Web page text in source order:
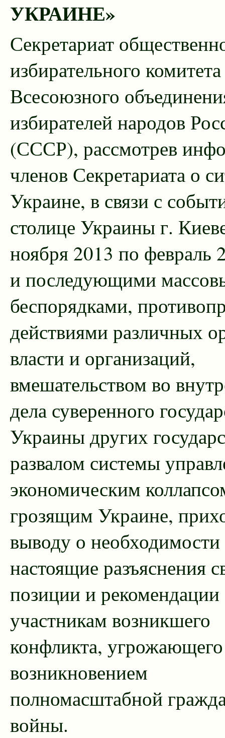
УКРАИНЕ»
Секретариат
избирательного
Всесоюзного
избирателей народов
(СССР), рассмотрев
членов Секретариата о
Украине, в связи с
столице Украины г.
ноября 2013 по февраль
и последующими
беспорядками,
действиями различных
власти и организаций,
вмешательством во
дела суверенного
Украины других
развалом системы
экономическим
грозящим Украине,
выводу о необходимости
настоящие разъяснения
позиции и рекомендации
участникам возникшего
конфликта, угрожающего
возникновением
полномасштабной
войны.